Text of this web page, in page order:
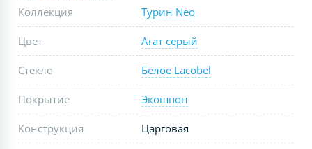
Коллекция Турин Neo
Цвет Агат серый
Стекло Белое Lacobel
Покрытие Экошпон
Конструкция Царговая